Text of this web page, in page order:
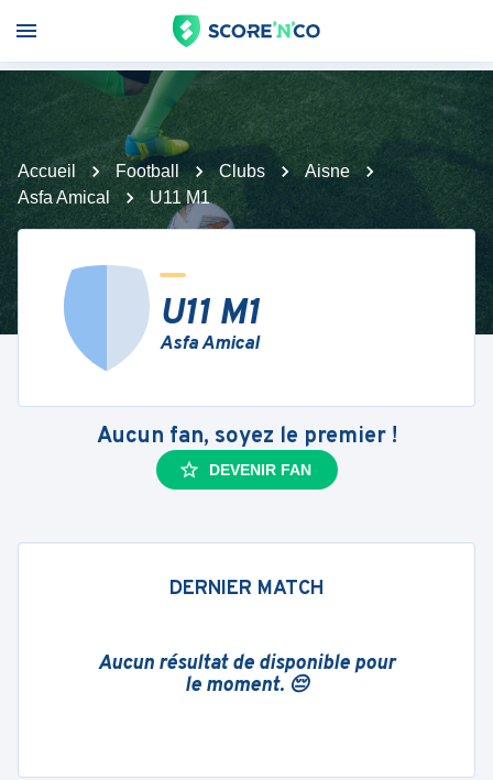
Accueil Football Clubs
Aisne
Asfa Amical
U11 M1
U11 M1
Asfa Amical
Aucun fan, soyez le premier !
DEVENIR FAN
DERNIER MATCH
Aucun résultat de disponible pour
le moment. 😔